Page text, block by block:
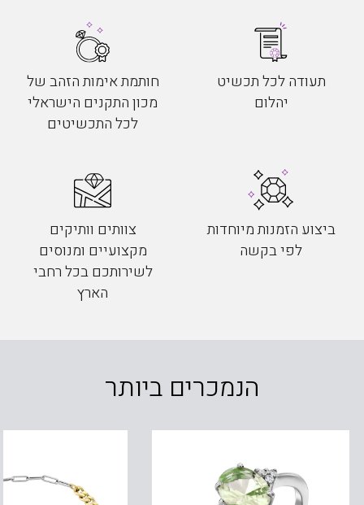
תעודה לכל תכשיט
יהלום
חותמת אימות הזהב של
מכון התקנים הישראלי
לכל התכשיטים
ביצוע הזמנות מיוחדות
לפי בקשה
צוותים וותיקים
מקצועיים ומנוסים
לשירותכם בכל רחבי
הארץ
הנמכרים ביותר